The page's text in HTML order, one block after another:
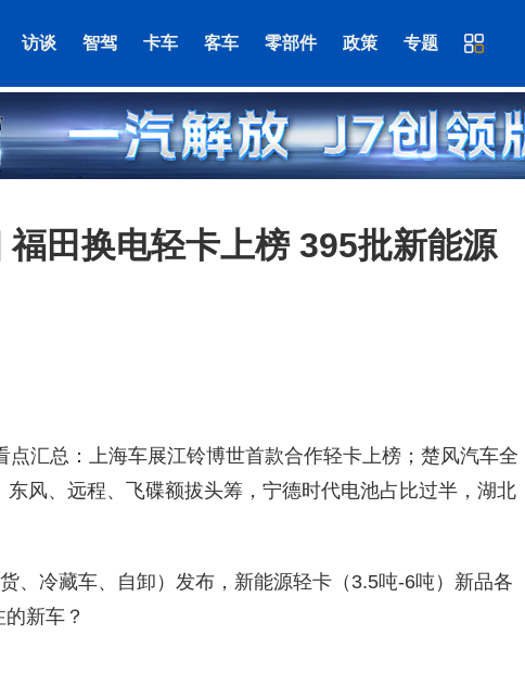
访谈 智驾 卡车 客车 零部件 政策 专题
田换电轻卡上榜 395批新能源
汇总：上海车展江铃博世首款合作轻卡上榜；楚风汽车全
风、远程、飞碟额拔头筹，宁德时代电池占比过半，湖北
、冷藏车、自卸）发布，新能源轻卡（3.5吨-6吨）新品各
新车？